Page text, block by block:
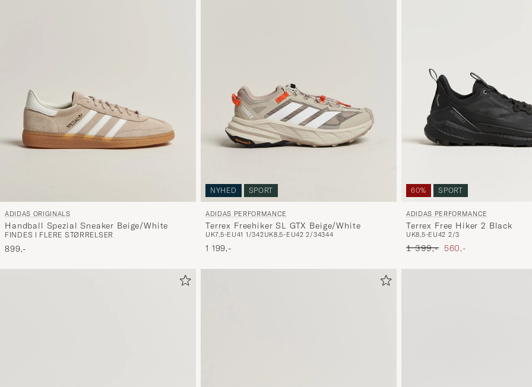
ADIDAS ORIGINALS
Handball Spezial Sneaker Beige/White
FINDES I FLERE STØRRELSER
899,-
NYHED SPORT
ADIDAS PERFORMANCE
Terrex Freehiker SL GTX Beige/White
UK7,5-EU41 1/342UK8,5-EU42 2/34344
1 199,-
60% SPORT
ADIDAS PERFORMANCE
Terrex Free Hiker 2 Black
UK8,5-EU42 2/3
Ordinary pris
1 399,- Nedsat pris
560,-